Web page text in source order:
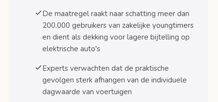
Conclusie en actiepunten voor eigenaren
Belangrijkste actiepunten
Vooruitblik
Bronnen
De maatregel raakt naar schatting meer dan
200.000 gebruikers van zakelijke youngtimers
en dient als dekking voor lagere bijtelling op
elektrische auto's
Experts verwachten dat de praktische
gevolgen sterk afhangen van de individuele
dagwaarde van voertuigen